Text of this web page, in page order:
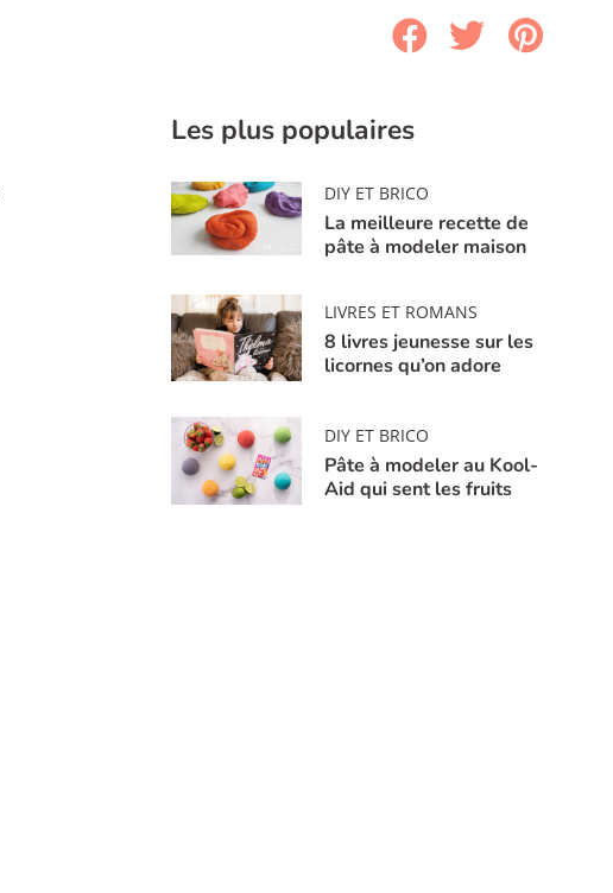
Les plus populaires
DIY ET BRICO
La meilleure recette de
pâte à modeler maison
LIVRES ET ROMANS
8 livres jeunesse sur les
licornes qu’on adore
DIY ET BRICO
Pâte à modeler au Kool-
Aid qui sent les fruits